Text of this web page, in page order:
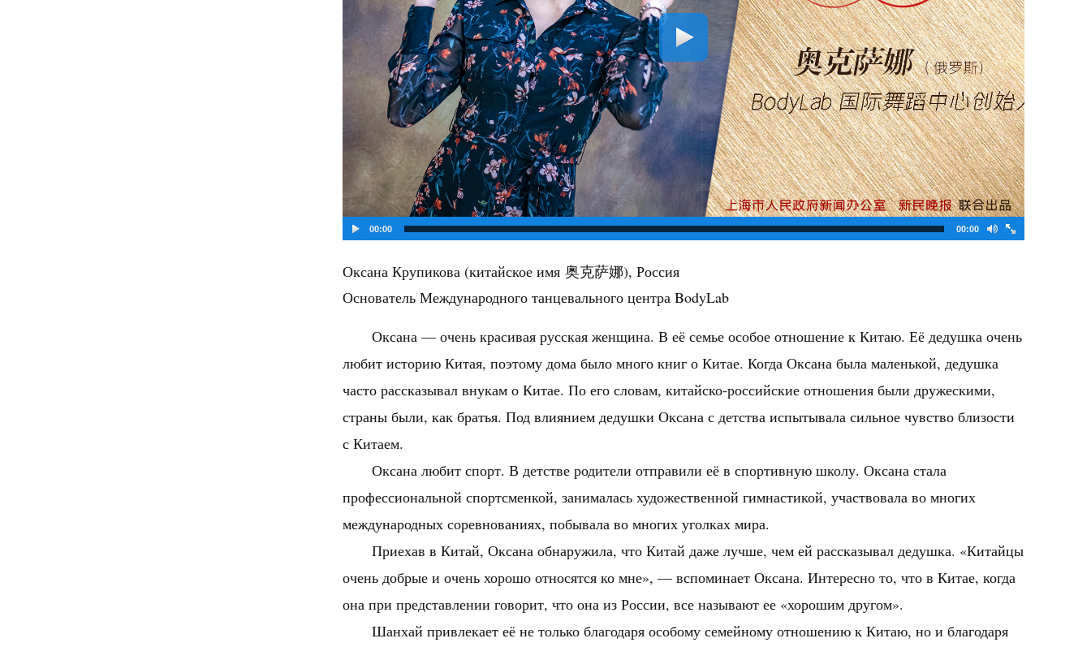
00:00 00:00
Оксана Крупикова (китайское имя 奥克萨娜), Россия
Основатель Международного танцевального центра BodyLab
Оксана — очень красивая русская женщина. В её семье особое отношение к Китаю. Её дедушка очень
любит историю Китая, поэтому дома было много книг о Китае. Когда Оксана была маленькой, дедушка
часто рассказывал внукам о Китае. По его словам, китайско-российские отношения были дружескими,
страны были, как братья. Под влиянием дедушки Оксана с детства испытывала сильное чувство близости
с Китаем.
Оксана любит спорт. В детстве родители отправили её в спортивную школу. Оксана стала
профессиональной спортсменкой, занималась художественной гимнастикой, участвовала во многих
международных соревнованиях, побывала во многих уголках мира.
Приехав в Китай, Оксана обнаружила, что Китай даже лучше, чем ей рассказывал дедушка. «Китайцы
очень добрые и очень хорошо относятся ко мне», — вспоминает Оксана. Интересно то, что в Китае, когда
она при представлении говорит, что она из России, все называют ее «хорошим другом».
Шанхай привлекает её не только благодаря особому семейному отношению к Китаю, но и благодаря